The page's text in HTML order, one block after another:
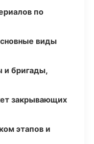
по
виды
и бригады,
закрывающих
этапов и